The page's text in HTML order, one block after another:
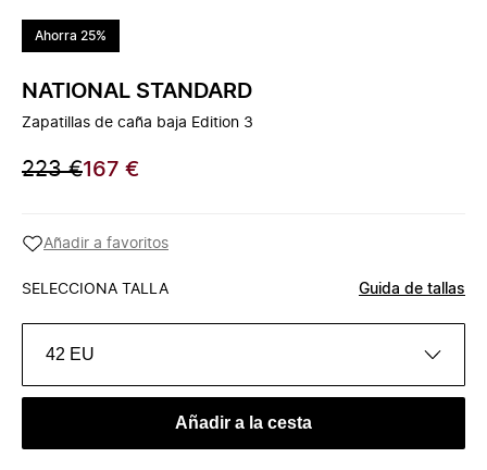
Ahorra 25%
NATIONAL STANDARD
Zapatillas de caña baja Edition 3
223 €167 €
Añadir a favoritos
SELECCIONA TALLA Guida de tallas
42 EU
Añadir a la cesta